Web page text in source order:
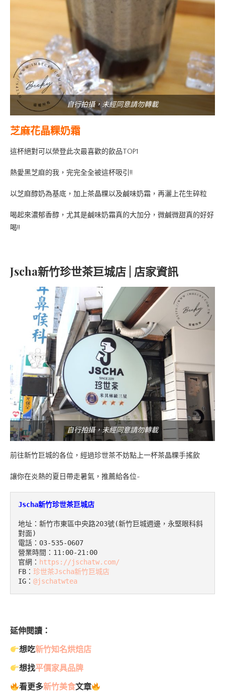
自行拍攝，未經同意請勿轉載
芝麻花晶粿奶霜
這杯絕對可以榮登此次最喜歡的飲品TOP1
熱愛黑芝麻的我，完完全全被這杯吸引!!
以芝麻醇奶為基底，加上茶晶粿以及鹹味奶霜，再灑上花生碎粒
喝起來濃郁香醇，尤其是鹹味奶霜真的大加分，微鹹微甜真的好好
喝!!
Jscha新竹珍世茶巨城店 | 店家資訊
自行拍攝，未經同意請勿轉載
前往新竹巨城的各位，經過珍世茶不妨點上一杯茶晶粿手搖飲
讓你在炎熱的夏日帶走暑氣，推薦給各位~
Jscha新竹珍世茶巨城店
地址：新竹市東區中央路203號(新竹巨城週邊，永堅眼科斜
對面)
電話：03-535-0607
營業時間：11:00-21:00
官網： https://jschatw.com/
FB： 珍世茶Jscha新竹巨城店
IG： @jschatwtea
延伸閱讀：
想吃新竹知名烘焙店
想找平價家具品牌
看更多新竹美食文章